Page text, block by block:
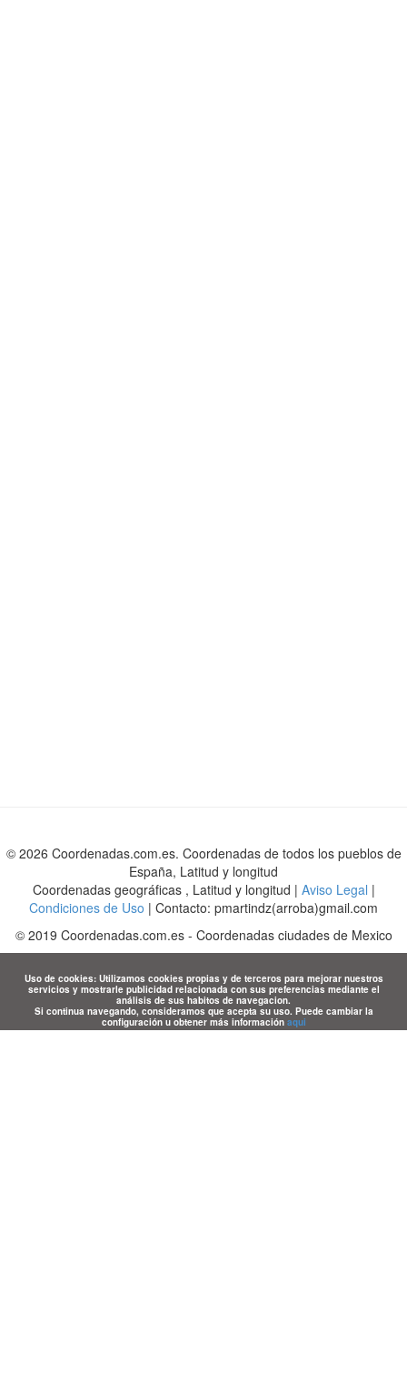
© 2026 Coordenadas.com.es. Coordenadas de todos los pueblos de
España, Latitud y longitud
Coordenadas geográficas , Latitud y longitud | Aviso Legal |
Condiciones de Uso | Contacto: pmartindz(arroba)gmail.com
© 2019 Coordenadas.com.es- Coordenadas ciudades de Mexico
Uso de cookies: Utilizamos cookies propias y de terceros para mejorar nuestros
servicios y mostrarle publicidad relacionada con sus preferencias mediante el
análisis de sus habitos de navegacion.
Si continua navegando, consideramos que acepta su uso. Puede cambiar la
configuración u obtener más información aqui